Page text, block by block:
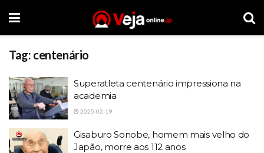
Tag: centenário
Superatleta centenário impressiona na
academia
2025-02-19
Gisaburo Sonobe, homem mais velho do
Japão, morre aos 112 anos